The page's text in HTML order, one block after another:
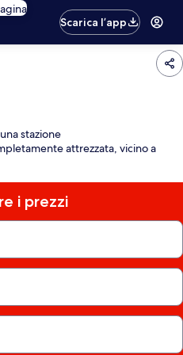
Scarica l’app
stazione
attrezzata, vicino a
i prezzi